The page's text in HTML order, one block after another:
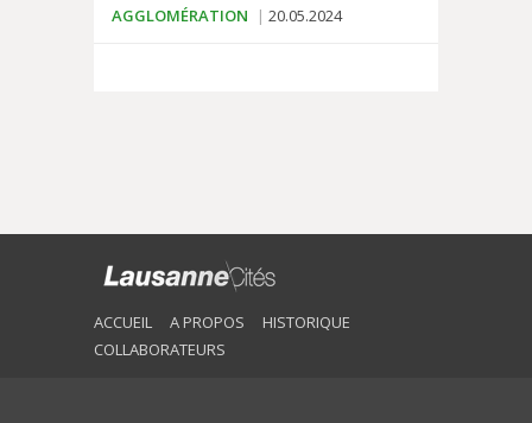
AGGLOMÉRATION 20.05.2024
ACCUEIL A PROPOS
HISTORIQUE
COLLABORATEURS